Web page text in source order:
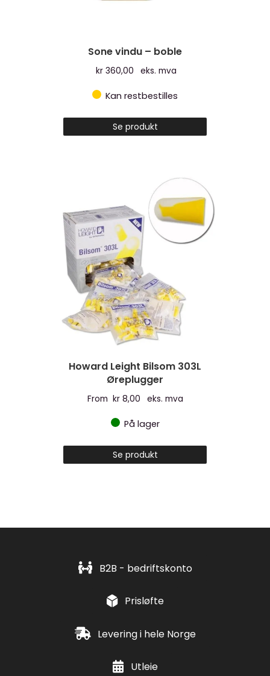
Sone vindu – boble
kr 360,00 eks. mva
Kan restbestilles
Se produkt
Howard Leight Bilsom 303L
Øreplugger
From kr8,00 eks. mva
På lager
Se produkt
produktet
B2B - bedriftskonto
Prisløfte
Levering i hele Norge
Utleie